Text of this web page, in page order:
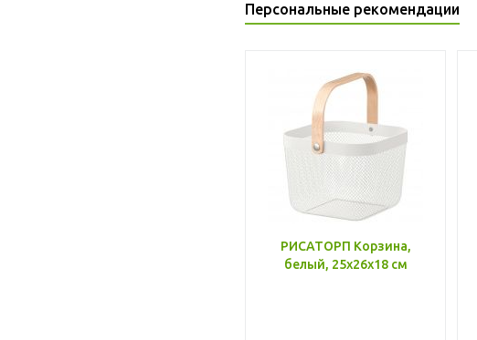
Персональные рекомендации
РИСАТОРП Корзина,
белый, 25x26x18 см